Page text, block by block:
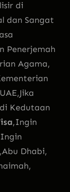
di
dan Sangat
Penerjemah
Agama,
Kedutaan
,Ingin
Dhabi,